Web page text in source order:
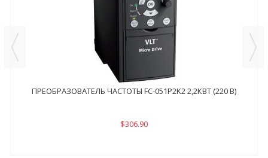
ПРЕОБРАЗОВАТЕЛЬ ЧАСТОТЫ FC-051P2K2 2,2КВТ (220 В)
$306.90